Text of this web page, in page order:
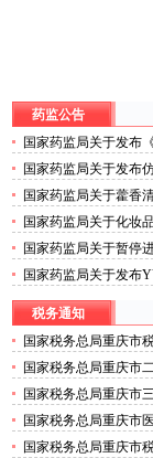
药监公告
国家药监局关于发布
械许可证办理流程测
的公告（2026年第72
国家药监局关于发布
七批）的重庆医疗器
国家药监局关于藿香
方药的医疗器械许可
国家药监局关于化妆
许可证办理公告（
国家药监局关于暂停
技术株式会社外科植
可证办理流程公告（
国家药监局关于发布
疗器械许可证办理公
税务通知
国家税务总局重庆市
营商环境若干措施的
国家税务总局重庆市
年度拟录用公务员公
国家税务总局重庆市
年度公开招聘事业单
国家税务总局重庆市
年度考试录用公务员
国家税务总局重庆市